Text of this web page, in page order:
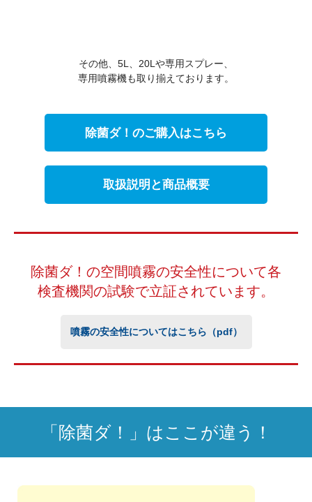
その他、5L、20Lや専用スプレー、
専用噴霧機も取り揃えております。
除菌ダ！のご購入はこちら
取扱説明と商品概要
除菌ダ！の空間噴霧の安全性について各
検査機関の試験で立証されています。
噴霧の安全性についてはこちら（pdf）
「除菌ダ！」はここが違う！